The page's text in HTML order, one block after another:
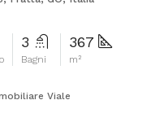
3
Bagni
367
m²
Viale